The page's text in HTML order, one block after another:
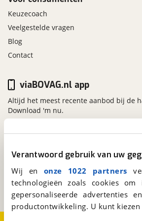
Verantwoord gebruik van uw
Wij en onze 1022 partners
technologieën zoals cookies
gepersonaliseerde
productontwikkeling. U kunt
Keuzecoach
Veelgestelde vragen
Blog
Contact
viaBOVAG.nl
Kosterijland
3981 AJ
Bunnik
Een initiatief van
BOVAG
viaBOVAG.nl app
Altijd het meest recente aanbod bij de
Download 'm nu.